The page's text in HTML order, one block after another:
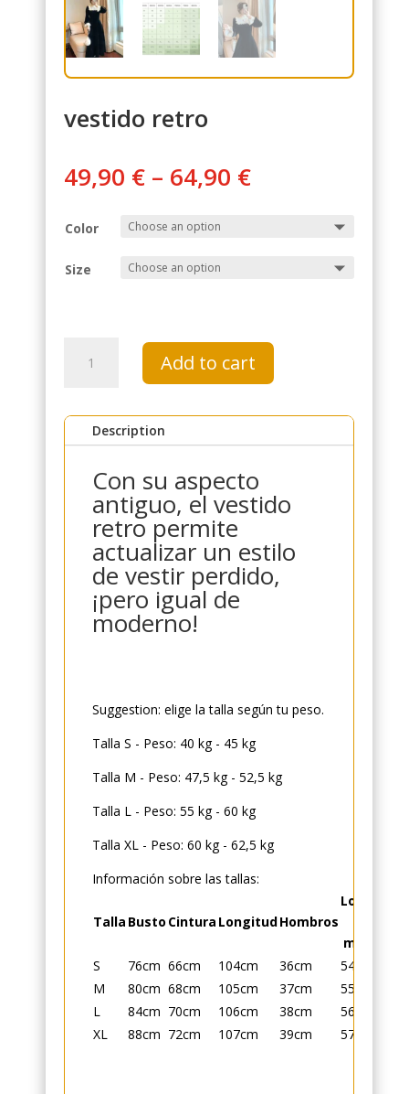
vestido retro
49,90 €– 64,90 €
Color
Size
retro
Add to cart
Description
Con su aspecto
antiguo, el vestido
retro permite
actualizar un estilo
de vestir perdido,
¡pero igual de
moderno!
Suggestion: elige la talla según tu peso.
Talla S - Peso: 40 kg - 45 kg
Talla M - Peso: 47,5 kg - 52,5 kg
Talla L - Peso: 55 kg - 60 kg
Talla XL - Peso: 60 kg - 62,5 kg
Información sobre las tallas:
Talla Busto Cintura LongitudHombros
Longitud
mangas
S
76cm 66cm 104cm 36cm
54cm
M
80cm 68cm 105cm 37cm
55cm
L
84cm 70cm 106cm 38cm
56cm
XL
88cm 72cm 107cm 39cm 57cm